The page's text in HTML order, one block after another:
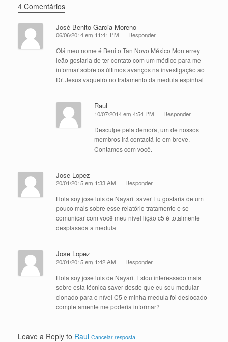
4 Comentários
José Benito Garcia Moreno
06/06/2014 em 11:41 PM Responder
Olá meu nome é Benito Tan Novo México Monterrey
leão gostaria de ter contato com um médico para me
informar sobre os últimos avanços na investigação ao
Dr. Jesus vaqueiro no tratamento da medula espinhal
Raul
10/07/2014 em 4:54 PM Responder
Desculpe pela demora, um de nossos
membros irá contactá-lo em breve.
Contamos com você.
Jose Lopez
20/01/2015 em 1:33 AM Responder
Hola soy jose luis de Nayarit saver Eu gostaria de um
pouco mais sobre esse relatório tratamento e se
comunicar com você meu nível lição c5 é totalmente
desplasada a medula
Jose Lopez
20/01/2015 em 1:42 AM Responder
Hola soy jose luis de Nayarit Estou interessado mais
sobre esta técnica saver desde que eu sou medular
cionado para o nível C5 e minha medula foi deslocado
completamente me poderia informar?
Leave a Reply to Raul Cancelar resposta